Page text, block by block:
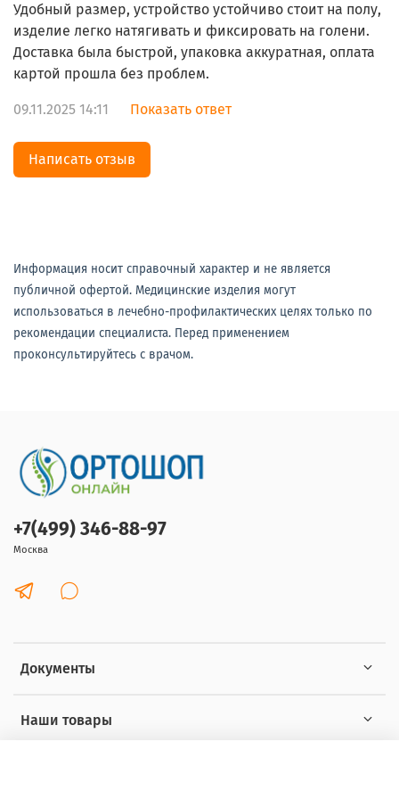
Удобный размер, устройство устойчиво стоит на полу,
изделие легко натягивать и фиксировать на голени.
Доставка была быстрой, упаковка аккуратная, оплата
картой прошла без проблем.
09.11.2025 14:11 Показать ответ
Написать отзыв
Информация носит справочный характер и не является
публичной офертой. Медицинские изделия могут
использоваться в лечебно-профилактических целях только по
рекомендации специалиста. Перед применением
проконсультируйтесь с врачом.
Документы
Наши товары
+7(499) 346-88-97
Москва